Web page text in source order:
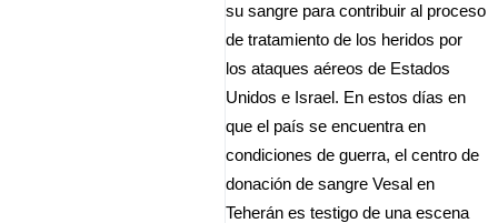
su sangre para contribuir al proceso
de tratamiento de los heridos por
los ataques aéreos de Estados
Unidos e Israel. En estos días en
que el país se encuentra en
condiciones de guerra, el centro de
donación de sangre Vesal en
Teherán es testigo de una escena